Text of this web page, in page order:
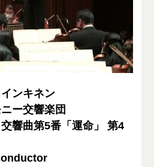
ンキネン
ー交響楽団
響曲第5番「運命」 第4